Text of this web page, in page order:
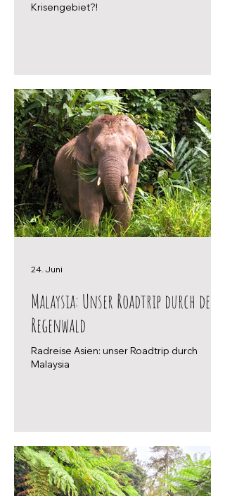
Krisengebiet?!
Malaysia: Unser Roadtrip durch den
Regenwald
Radreise Asien: unser Roadtrip durch
Malaysia
24. Juni